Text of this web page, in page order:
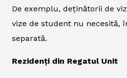
De exemplu, deținătorii de
vize de student nu necesită,
separată.
Rezidenți din Regatul Unit